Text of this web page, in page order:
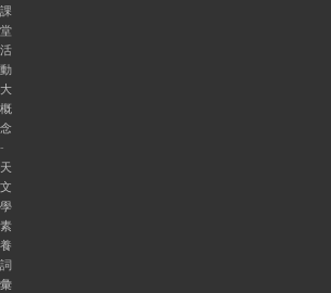
課
堂
活
動
大
概
念
-
天
文
學
素
養
詞
彙